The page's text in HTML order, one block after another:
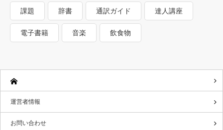
課題 辞書 通訳ガイド 達人講座
電子書籍 音楽 飲食物
運営者情報
お問い合わせ